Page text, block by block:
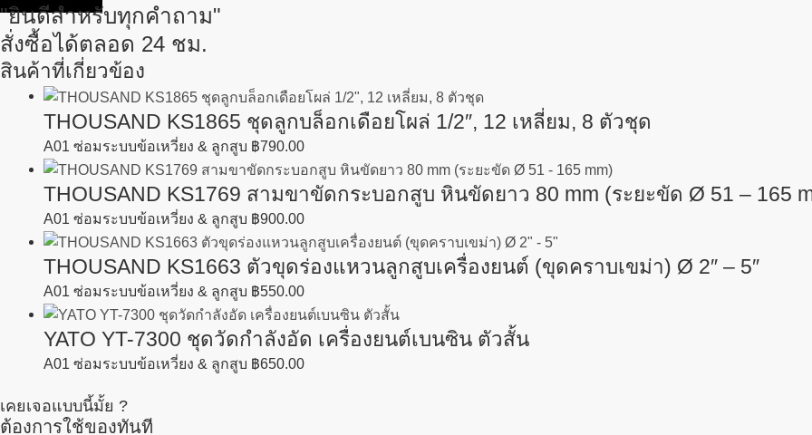
"ยินดีสำหรับทุกคำถาม"
สั่งซื้อได้ตลอด 24 ชม.
สินค้าที่เกี่ยวข้อง
THOUSAND KS1865 ชุดลูกบล็อกเดือยโผล่ 1/2″, 12 เหลี่ยม, 8 ตัวชุด
A01 ซ่อมระบบข้อเหวี่ยง & ลูกสูบ ฿790.00
THOUSAND KS1769 สามขาขัดกระบอกสูบ หินขัดยาว 80 mm (ระยะขัด Ø 51 – 165
A01 ซ่อมระบบข้อเหวี่ยง & ลูกสูบ ฿900.00
THOUSAND KS1663 ตัวขุดร่องแหวนลูกสูบเครื่องยนต์ (ขุดคราบเขม่า) Ø 2″ – 5″
A01 ซ่อมระบบข้อเหวี่ยง & ลูกสูบ ฿550.00
YATO YT-7300 ชุดวัดกำลังอัด เครื่องยนต์เบนซิน ตัวสั้น
A01 ซ่อมระบบข้อเหวี่ยง & ลูกสูบ ฿650.00
เคยเจอแบบนี้มั้ย ?
ต้องการใช้ของทันที